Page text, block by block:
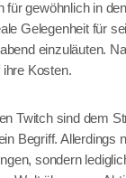
für gewöhnlich in den
Gelegenheit für
einzuläuten.
Kosten.
Twitch sind dem
Begriff. Allerdings
sondern